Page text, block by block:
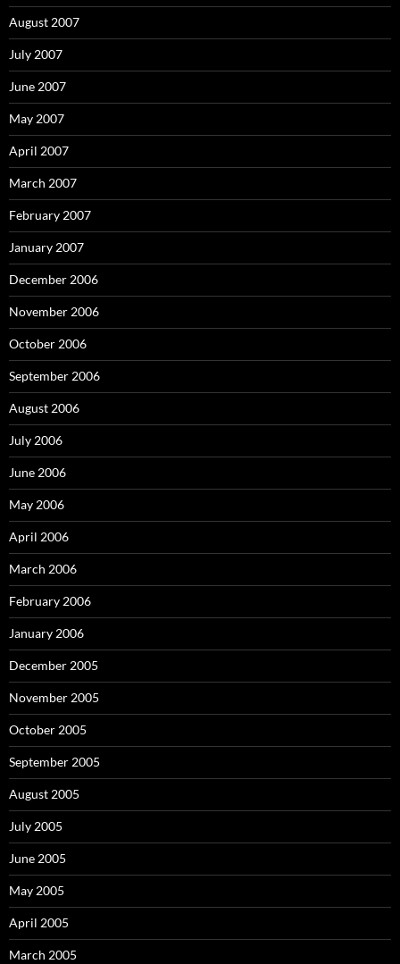
August 2007
July 2007
June 2007
May 2007
April 2007
March 2007
February 2007
January 2007
December 2006
November 2006
October 2006
September 2006
August 2006
July 2006
June 2006
May 2006
April 2006
March 2006
February 2006
January 2006
December 2005
November 2005
October 2005
September 2005
August 2005
July 2005
June 2005
May 2005
April 2005
March 2005